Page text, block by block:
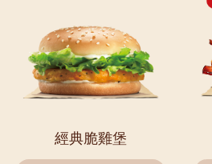
經典脆雞堡